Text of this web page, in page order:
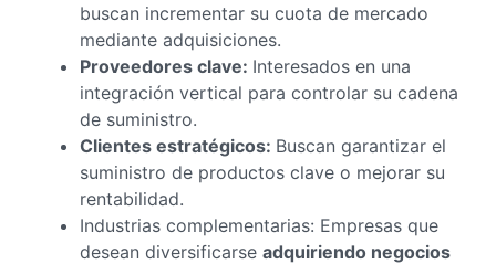
buscan incrementar su cuota de mercado
mediante adquisiciones.
Proveedores clave: Interesados en una
integración vertical para controlar su cadena
de suministro.
Clientes estratégicos: Buscan garantizar el
suministro de productos clave o mejorar su
rentabilidad.
Industrias complementarias: Empresas que
desean diversificarse adquiriendo negocios